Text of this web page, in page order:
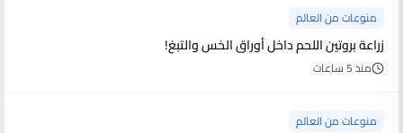
منوعات من العالم
زراعة بروتين اللحم داخل أوراق الخس والتبغ!
منذ 5 ساعات
منوعات من العالم